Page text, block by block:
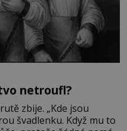
netroufl?
zbije. „Kde jsou
švadlenku. Když mu to